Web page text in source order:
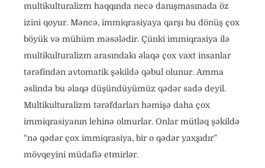
multikulturalizm haqqında necə danışmasınada öz
izini qoyur. Məncə, immiqrasiyaya qarşı bu dönüş çox
böyük və mühüm məsələdir. Çünki immiqrasiya ilə
multikulturalizm arasındakı əlaqə çox vaxt insanlar
tərəfindən avtomatik şəkildə qəbul olunur. Amma
əslində bu əlaqə düşündüyümüz qədər sadə deyil.
Multikulturalizm tərəfdarları həmişə daha çox
immiqrasiyanın lehinə olmurlar. Onlar mütləq şəkildə
“nə qədər çox immiqrasiya, bir o qədər yaxşıdır”
mövqeyini müdafiə etmirlər.